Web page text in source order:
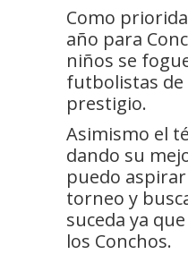
Como
año para
niños se
futbolistas de
prestigio.
Asimismo el
dando su
puedo
torneo y
suceda ya
los Conchos.